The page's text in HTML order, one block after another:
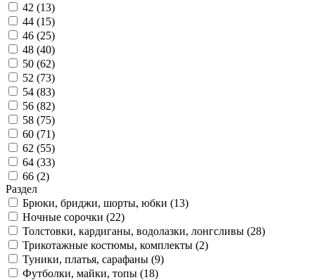
42 (13)
44 (15)
46 (25)
48 (40)
50 (62)
52 (73)
54 (83)
56 (82)
58 (75)
60 (71)
62 (55)
64 (33)
66 (2)
Раздел
Брюки, бриджи, шорты, юбки (13)
Ночные сорочки (22)
Толстовки, кардиганы, водолазки, лонгсливы (28)
Трикотажные костюмы, комплекты (2)
Туники, платья, сарафаны (9)
Футболки, майки, топы (18)